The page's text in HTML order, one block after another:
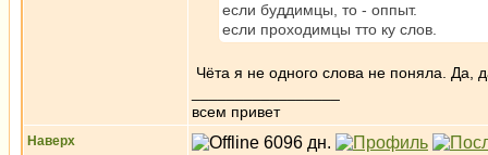
если буддимцы, то - оппыт.
если проходимцы тто ку слов.
Чёта я не одного слова не поняла. Да,
всем привет
Наверх